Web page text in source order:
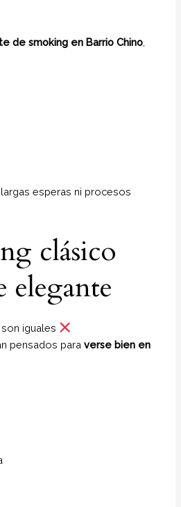
de smoking en Barrio Chino,
largas esperas ni procesos
clásico
elegante
iguales
pensados paraverse bien en